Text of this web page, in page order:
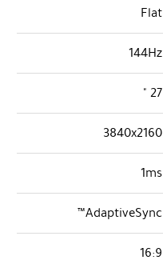
Flat
144Hz
27 "
3840x2160
1ms
AdaptiveSync™
16:9